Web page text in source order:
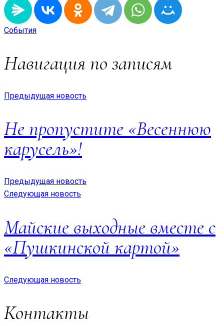
События
Навигация по записям
Предыдущая новость
Не пропустите «Весеннюю
карусель»!
Предыдущая новость
Следующая новость
Майские выходные вместе с
«Пушкинской картой»
Следующая новость
Контакты